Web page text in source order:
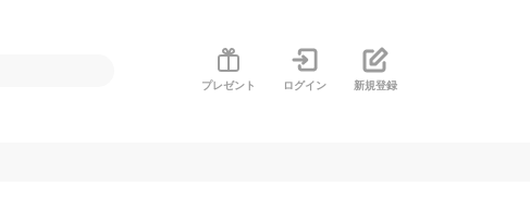
プレゼント ログイン 新規登録